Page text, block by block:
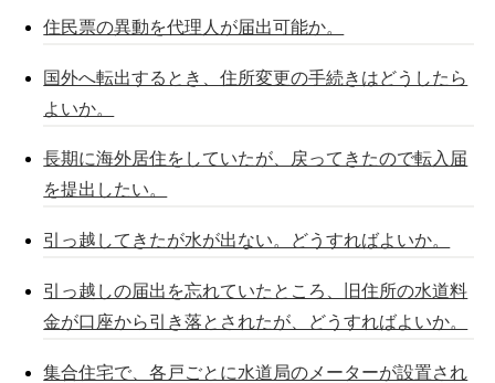
住民票の異動を代理人が届出可能か。
国外へ転出するとき、住所変更の手続きはどうしたら
よいか。
長期に海外居住をしていたが、戻ってきたので転入届
を提出したい。
引っ越してきたが水が出ない。どうすればよいか。
引っ越しの届出を忘れていたところ、旧住所の水道料
金が口座から引き落とされたが、どうすればよいか。
集合住宅で、各戸ごとに水道局のメーターが設置され